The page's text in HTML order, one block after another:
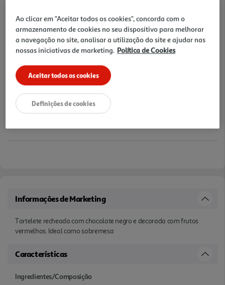
2,25 €
Notas de preparação
Informações de Marketing
Tartelete recheada com chocolate negro e decorada com frutos
vermelhos. Ideal como sobremesa
Características
Ingredientes/Composição
Ao clicar em "Aceitar todos os cookies", concorda com o
armazenamento de cookies no seu dispositivo para melhorar
a navegação no site, analisar a utilização do site e ajudar nas
nossas iniciativas de marketing. Política de Cookies
Aceitar todos os cookies
Definições de cookies